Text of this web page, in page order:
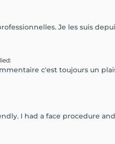
Je les suis
:
c'est toujours un
I had a face procedure